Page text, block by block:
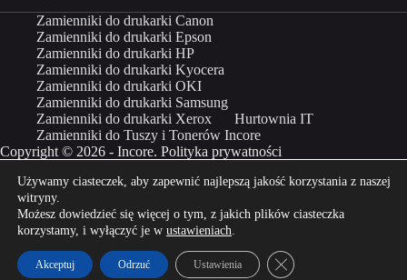
Zamienniki do drukarki Canon
Zamienniki do drukarki Epson
Zamienniki do drukarki HP
Zamienniki do drukarki Kyocera
Zamienniki do drukarki OKI
Zamienniki do drukarki Samsung
Zamienniki do drukarki Xerox
Hurtownia IT
Zamienniki do Tuszy i Tonerów Incore
Copyright © 2026 - Incore. Polityka prywatności
Właścicielem marki Incore jest Incom Group SA
Kup Incore na Kup Incore na
Używamy ciasteczek, aby zapewnić najlepszą jakość korzystania z naszej
witryny.
Możesz dowiedzieć się więcej o tym, z jakich plików ciasteczka
korzystamy, i wyłączyć je w ustawieniach.
Akceptuj Odrzuć Ustawienia Zamknij panel